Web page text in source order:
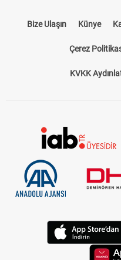
Bize Ulaşın Künye
Çerez
KVKK